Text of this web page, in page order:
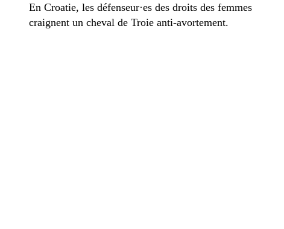
En Croatie, les défenseur·es des droits des femmes
craignent un cheval de Troie anti-avortement.